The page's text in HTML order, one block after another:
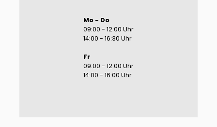
Mo - Do
09:00 - 12:00 Uhr
14:00 - 16:30 Uhr
Fr
09:00 - 12:00 Uhr
14:00 - 16:00 Uhr